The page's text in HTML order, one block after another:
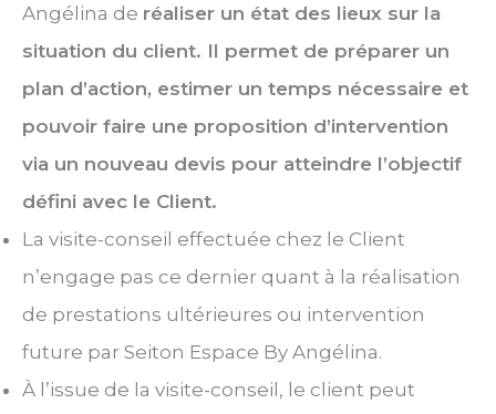
Angélina de réaliser un état des lieux sur la
situation du client. Il permet de préparer un
plan d’action, estimer un temps nécessaire et
pouvoir faire une proposition d’intervention
via un nouveau devis pour atteindre l’objectif
défini avec le Client.
La visite-conseil effectuée chez le Client
n’engage pas ce dernier quant à la réalisation
de prestations ultérieures ou intervention
future par Seiton Espace By Angélina.
À l’issue de la visite-conseil, le client peut